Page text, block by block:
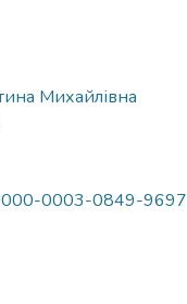
Михайлівна
0003-0849-9697